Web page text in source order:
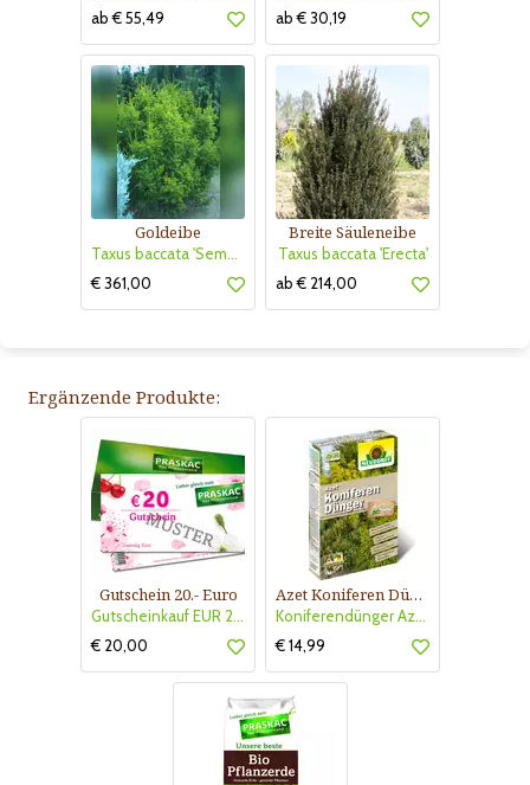
ab € 55,49
ab € 30,19
Goldeibe
Taxus baccata 'Semperaurea'
€ 361,00
Breite Säuleneibe
Taxus baccata 'Erecta'
ab € 214,00
Ergänzende Produkte:
Gutschein 20.- Euro
Gutscheinkauf EUR 20.-
€ 20,00
Azet Koniferen Dünger
Koniferendünger Azet
€ 14,99